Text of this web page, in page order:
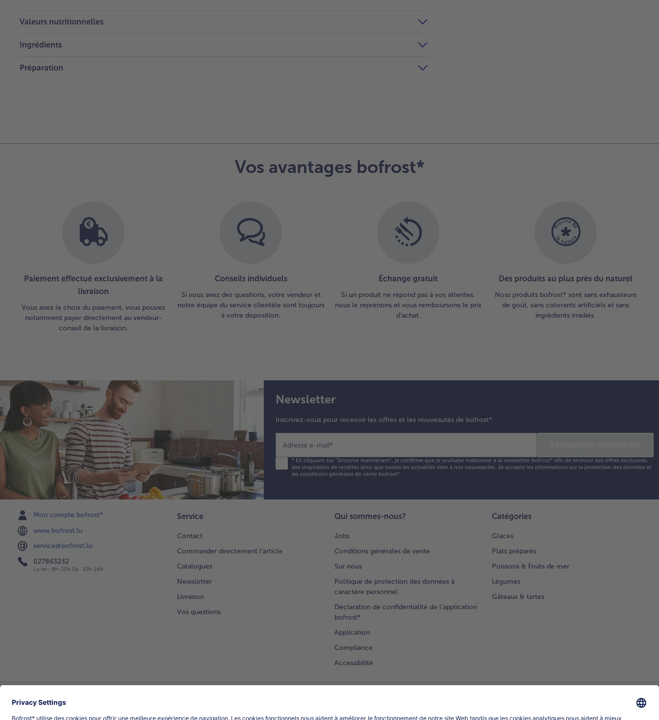
Valeurs nutritionnelles
Ingrédients
Préparation
Vos avantages bofrost*
Paiement effectué exclusivement à la
livraison
Vous avez le choix du paiement, vous pouvez
notamment payer directement au vendeur-
conseil de la livraison.
Conseils individuels
Si vous avez des questions, votre vendeur et
notre équipe du service clientèle sont toujours
à votre disposition.
Échange gratuit
Si un produit ne répond pas à vos attentes,
nous le reprenons et vous remboursons le prix
d'achat.
Des produits au plus près du naturel
Noss produits bofrost* sont sans exhausteurs
de goût, sans colorants artificiels et sans
ingrédients irradiés.
Newsletter
Inscrivez-vous pour recevoir les offres et les nouveautés de bofrost*.
Adresse e-mail*
*En cliquant sur "Sinscrire maintenant", je confirme que je souhaite mabonner à la newsletter bofrost* afin de recevoir des offres exclusives,
des inspiration de recettes ainsi que toutes les actualités liées à nos nouveautés. Je accepte les informations sur la protection des données et
les conditions générales de vente bofrost*.
Mon compte bofrost*
www.bofrost.lu
service@bofrost.lu
027863232
Lu-ve : 8h-20h Sa : 10h-16h
Service
Contact
Commander directement l’article
Catalogues
Newsletter
Livraison
Vos questions
Qui sommes-nous?
Jobs
Conditions générales de vente
Sur nous
Politique de protection des données à
caractère personnel
Déclaration de confidentialité de l'application
bofrost*
Application
Compliance
Accessibilité
Catégories
Glaces
Plats préparés
Poissons & Fruits de mer
Légumes
Gâteaux & tartes